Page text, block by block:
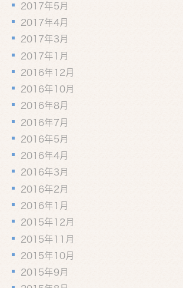
2017年5月
2017年4月
2017年3月
2017年1月
2016年12月
2016年10月
2016年8月
2016年7月
2016年5月
2016年4月
2016年3月
2016年2月
2016年1月
2015年12月
2015年11月
2015年10月
2015年9月